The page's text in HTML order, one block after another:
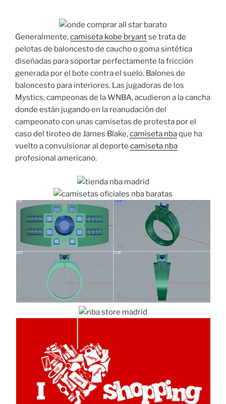
Generalmente,camiseta kobe bryantse trata de
pelotas de baloncesto de caucho o goma sintética
diseñadas para soportar perfectamente la fricción
generada por el bote contra el suelo. Balones de
baloncesto para interiores. Las jugadoras de los
Mystics, campeonas de la WNBA, acudieron a la cancha
donde están jugando en la reanudación del
campeonato con unas camisetas de protesta por el
caso del tiroteo de James Blake,camiseta nbaque ha
vuelto a convulsionar al deporte camiseta nba
profesional americano.